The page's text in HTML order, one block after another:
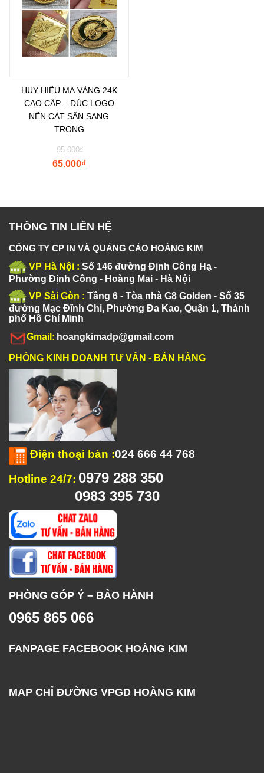
HUY HIỆU MẠ VÀNG 24K
CAO CẤP – ĐÚC LOGO
NỀN CÁT SẦN SANG
TRỌNG
₫
95.000
₫
65.000
THÔNG TIN LIÊN HỆ
CÔNG TY CP IN VÀ QUẢNG CÁO HOÀNG KIM
VP Hà Nội : Số 146 đường Định Công Hạ -
Phường Định Công - Hoàng Mai - Hà Nội
VP Sài Gòn : Tầng 6 - Tòa nhà G8 Golden - Số 35
đường Mạc Đĩnh Chi, Phường Đa Kao, Quận 1, Thành
phố Hồ Chí Minh
Gmail: hoangkimadp@gmail.com
PHÒNG KINH DOANH TƯ VẤN - BÁN HÀNG
Điện thoại bàn :024 666 44 768
Hotline 24/7: 0979 288 350
0983 395 730
PHÒNG GÓP Ý – BẢO HÀNH
0965 865 066
FANPAGE FACEBOOK HOÀNG KIM
MAP CHỈ ĐƯỜNG VPGD HOÀNG KIM